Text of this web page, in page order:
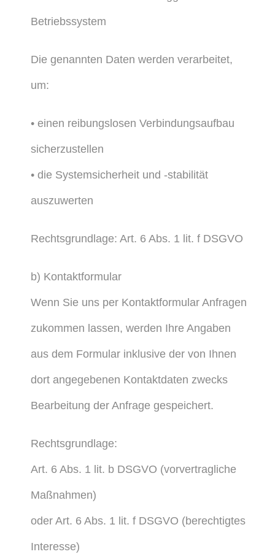
Betriebssystem
Die genannten Daten werden verarbeitet,
um:
• einen reibungslosen Verbindungsaufbau
sicherzustellen
• die Systemsicherheit und -stabilität
auszuwerten
Rechtsgrundlage: Art. 6 Abs. 1 lit. f DSGVO
b) Kontaktformular
Wenn Sie uns per Kontaktformular Anfragen
zukommen lassen, werden Ihre Angaben
aus dem Formular inklusive der von Ihnen
dort angegebenen Kontaktdaten zwecks
Bearbeitung der Anfrage gespeichert.
Rechtsgrundlage:
Art. 6 Abs. 1 lit. b DSGVO (vorvertragliche
Maßnahmen)
oder Art. 6 Abs. 1 lit. f DSGVO (berechtigtes
Interesse)